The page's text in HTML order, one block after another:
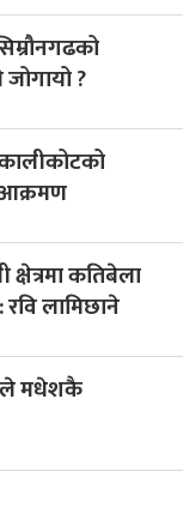
?
आक्रमण
क्षेत्रमा कतिबेला
लामिछाने
मधेशकै